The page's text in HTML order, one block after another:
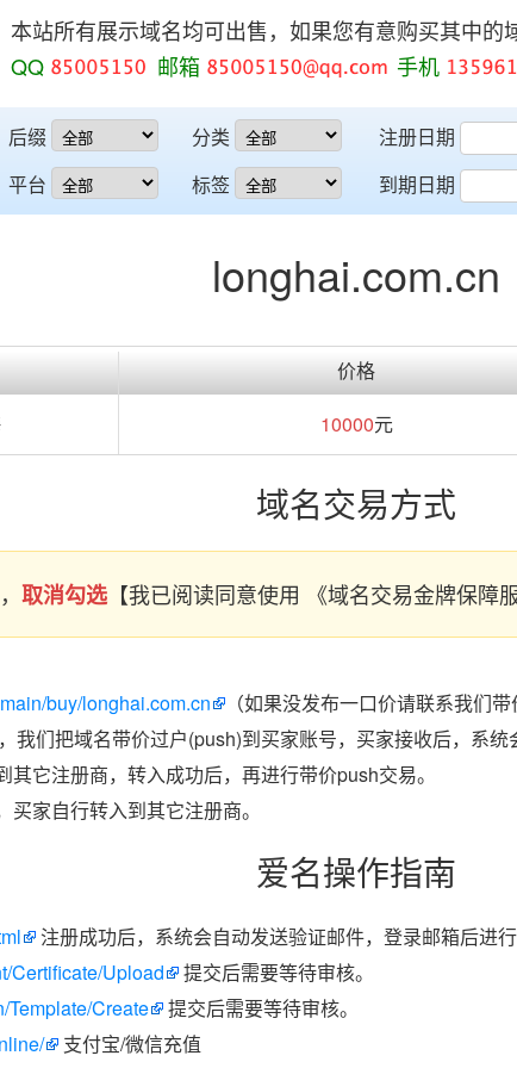
本站所有展示域名均可出售，如果您有意购买其中的
QQ
邮箱 手机
后缀
平台
分类
标签
注册日期
到期日期
longhai.com.cn
价格
10000元
域名交易方式
取消勾选【我已阅读同意使用 《域名交易金牌保障
buy/longhai.com.cn
（如果没发布一口价请联系我们带
我们把域名带价过户(push)到买家账号，买家接收后，系统
它注册商，转入成功后，再进行带价push交易。
家自行转入到其它注册商。
爱名操作指南
注册成功后，系统会自动发送验证邮件，登录邮箱后进行
Certificate/Upload
提交后需要等待审核。
Template/Create
提交后需要等待审核。
支付宝/微信充值